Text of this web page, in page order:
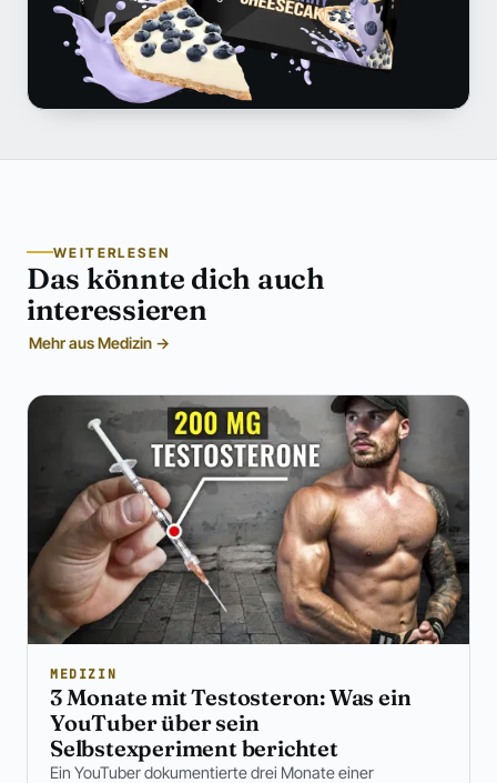
WEITERLESEN
Das könnte dich auch
interessieren
Mehr aus Medizin →
MEDIZIN
3 Monate mit Testosteron: Was ein
YouTuber über sein
Selbstexperiment berichtet
Ein YouTuber dokumentierte drei Monate einer